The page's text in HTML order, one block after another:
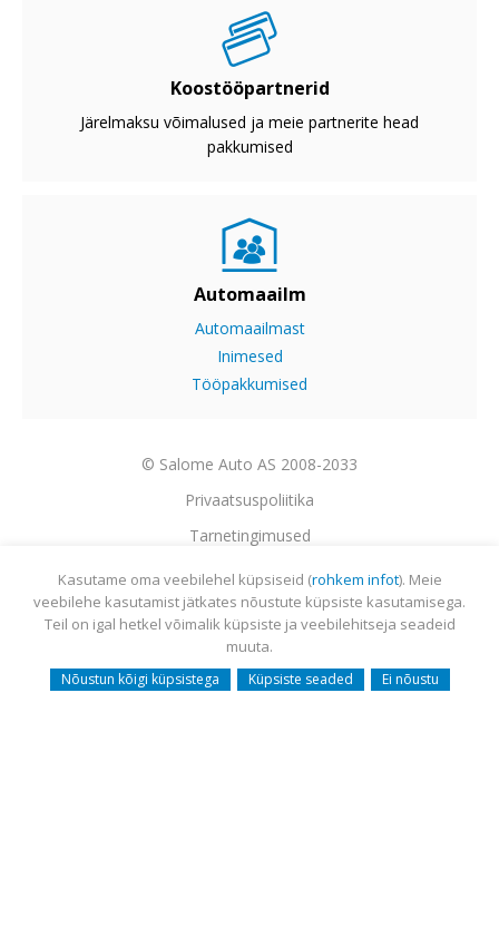
Koostööpartnerid
Järelmaksu võimalused ja meie partnerite head
pakkumised
Automaailm
Automaailmast
Inimesed
Tööpakkumised
© Salome Auto AS 2008-2033
Privaatsuspoliitika
Tarnetingimused
Garantii
Utiliseerimine
Sisukaart
Webmail